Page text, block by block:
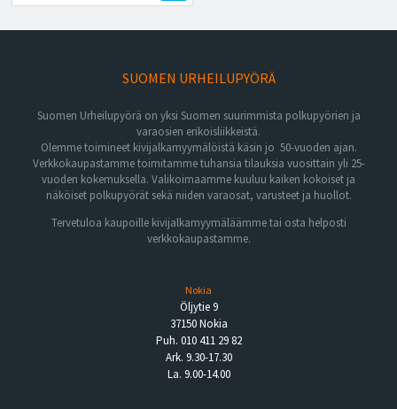
SUOMEN URHEILUPYÖRÄ
Suomen Urheilupyörä on yksi Suomen suurimmista polkupyörien ja
varaosien erikoisliikkeistä.
Olemme toimineet kivijalkamyymälöistä käsin jo 50-vuoden ajan.
Verkkokaupastamme toimitamme tuhansia tilauksia vuosittain yli 25-
vuoden kokemuksella. Valikoimaamme kuuluu kaiken kokoiset ja
näköiset polkupyörät sekä niiden varaosat, varusteet ja huollot.
Tervetuloa kaupoille kivijalkamyymäläämme tai osta helposti
verkkokaupastamme.
Nokia
Öljytie 9
37150 Nokia
Puh. 010 411 29 82
Ark. 9.30-17.30
La. 9.00-14.00